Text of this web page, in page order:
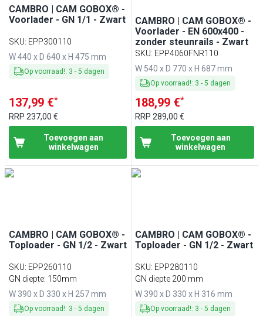
CAMBRO | CAM GOBOX® -
Voorlader - GN 1/1 - Zwart
SKU: EPP300110
W 440 x D 640 x H 475 mm
Op voorraad!: 3 - 5 dagen
137,99 €*
RRP 237,00 €
Toevoegen aan
winkelwagen
CAMBRO | CAM GOBOX® -
Voorlader - EN 600x400 -
zonder steunrails - Zwart
SKU: EPP4060FNR110
W 540 x D 770 x H 687 mm
Op voorraad!: 3 -5 dagen
188,99 €*
RRP289,00 €
Toevoegen aan
winkelwagen
CAMBRO | CAM GOBOX® -
Toploader - GN 1/2 - Zwart
SKU: EPP260110
GN diepte: 150mm
W 390 x D 330 x H 257 mm
Op voorraad!: 3 - 5 dagen
CAMBRO | CAM GOBOX® -
Toploader - GN 1/2 - Zwart
SKU: EPP280110
GN diepte 200 mm
W 390 x D 330 x H 316 mm
Op voorraad!: 3 -5 dagen